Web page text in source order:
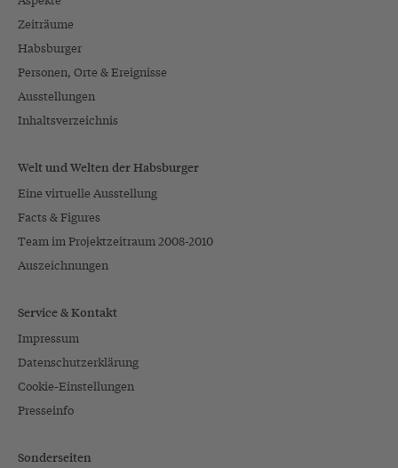
Zeiträume
Habsburger
Personen, Orte & Ereignisse
Ausstellungen
Inhaltsverzeichnis
Welt und Welten der Habsburger
Eine virtuelle Ausstellung
Facts & Figures
Team im Projektzeitraum 2008-2010
Auszeichnungen
Service & Kontakt
Impressum
Datenschutzerklärung
Cookie-Einstellungen
Presseinfo
Sonderseiten